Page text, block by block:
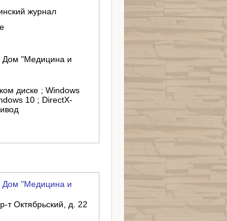
журнал
Дом "Медицина и
диске ; Windows
10 ; DirectX-
Дом "Медицина и
т Октябрьский, д. 22